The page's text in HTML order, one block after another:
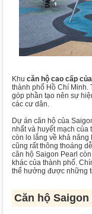
Khu căn hộ cao cấp
thành phố Hồ Chí Minh.
góp phần tạo nên sự
các cư dân.
Dự án căn hộ của
nhất và huyết mạch của
còn lo lắng về khả
cũng rất thông thoáng
căn hộ Saigon Pearl
khác của thành phố.
thể hưởng được những
Căn hộ